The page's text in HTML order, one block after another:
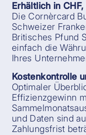
Erhältlich in
Die Cornèrcard
Schweizer
Britisches Pfund
einfach die
Ihres
Kostenkontrolle
Optimaler
Effizienzgewinn
und Daten sind
Zahlungsfrist